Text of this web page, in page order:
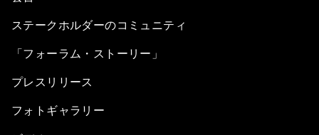
ステークホルダーのコミュニティ
「フォーラム・ストーリー」
プレスリリース
フォトギャラリー